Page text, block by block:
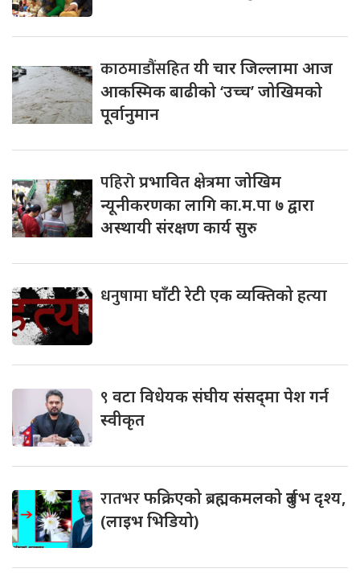
काठमाडौंसहितयी चार जिल्लामा आज
आकस्मिक बाढीको ‘उच्च’ जोखिमको
पूर्वानुमान
पहिरोप्रभावित क्षेत्रमा जोखिम
न्यूनीकरणका लागि का.म.पा ७ द्वारा
अस्थायी संरक्षण कार्य सुरु
धनुषामाघाँटी रेटी एक व्यक्तिको हत्या
९ वटा विधेयक संघीय संसद्‌मा पेश गर्न
स्वीकृत
रातभरफक्रिएको ब्रह्मकमलको दुर्लभ दृश्य,
(लाइभ भिडियो)